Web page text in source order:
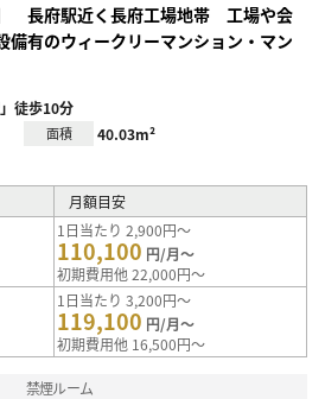
】 長府駅近く長府工場地帯 工場や会
備有のウィークリーマンション・マン
徒歩10分
面積 40.03m²
月額目安
1日当たり 2,900円～
110,100 円/月～
初期費用他 22,000円～
1日当たり 3,200円～
119,100 円/月～
初期費用他 16,500円～
禁煙ルーム